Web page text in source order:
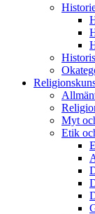
Myt
Etik